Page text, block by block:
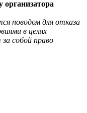
организатора
поводом для отказа
в целях
собой право